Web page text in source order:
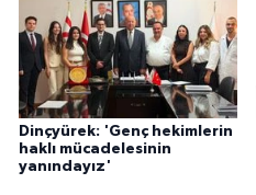
Dinçyürek: 'Genç hekimlerin
haklı mücadelesinin
yanındayız'